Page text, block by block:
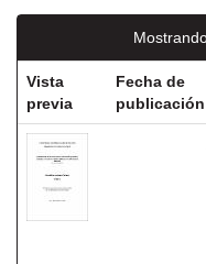
Vista
previa
Fecha de
publicación